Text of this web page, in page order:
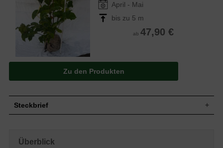
April - Mai
bis zu 5 m
ab 47,90 €
Zu den Produkten
Steckbrief
Überblick